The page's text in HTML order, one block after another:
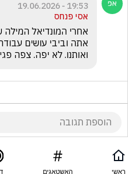
19:53 - 19.06.2026
אסי פנחס
ואותנו. לא יפה. צפה
ראשי האשטאגים